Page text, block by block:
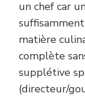
un chef car
matière
complète
supplétive
(directeur/